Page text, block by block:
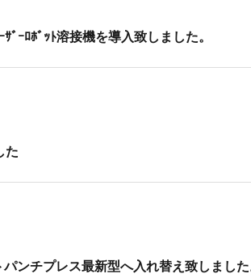
ｰﾛﾎﾞｯﾄ溶接機を導入致しました。
た
ンチプレス最新型へ入れ替え致しました